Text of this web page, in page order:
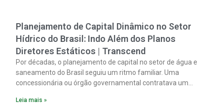
Planejamento de Capital Dinâmico no Setor
Hídrico do Brasil: Indo Além dos Planos
Diretores Estáticos | Transcend
Por décadas, o planejamento de capital no setor de água e
saneamento do Brasil seguiu um ritmo familiar. Uma
concessionária ou órgão governamental contratava um
Leia mais »